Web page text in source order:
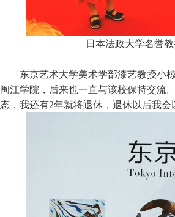
日本法政大学名誉
东京艺术大学美术学部漆艺教授小
闽江学院，后来也一直与该校保持交流
态，我还有2年就将退休，退休以后我